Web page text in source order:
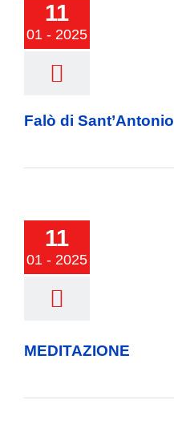
11
01 - 2025
Falò di Sant’Antonio
11
01 - 2025
MEDITAZIONE